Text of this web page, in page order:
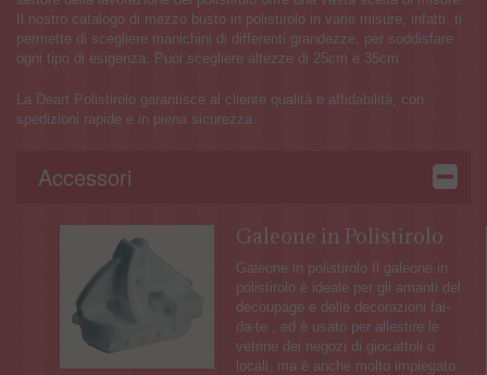
Il nostro catalogo di mezzo busto in polistirolo in varie misure, infatti, ti
permette di scegliere manichini di differenti grandezze, per soddisfare
ogni tipo di esigenza. Puoi scegliere altezze di 25cm e 35cm
La Deart Polistirolo garantisce al cliente qualità e affidabilità, con
spedizioni rapide e in piena sicurezza.
Accessori
Galeone in Polistirolo
Galeone in polistirolo Il galeone in
polistirolo è ideale per gli amanti del
decoupage e delle decorazioni fai-
da-te , ed è usato per allestire le
vetrine dei negozi di giocattoli o
locali, ma è anche molto impiegato